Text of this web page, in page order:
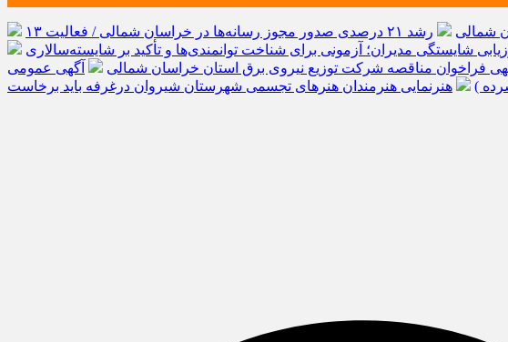
رشد ۲۱ درصدی صدور مجوز رسانه‌ها در خراسان شمالی / فعالیت ۱۳
شایستگی مدیران؛ آزمونی برای شناخت توانمندی‌ها و تأکید بر شایسته‌سالاری
فراخوان مناقصه شرکت توزیع نیروی برق استان خراسان شمالی
آگهی عمومی
)
هنرنمایی هنرمندان هنرهای تجسمی شهرستان شیروان درغرفه باید برخاست